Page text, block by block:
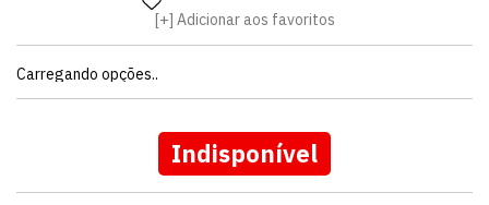
Adicionar aos favoritos
Carregando opções..
Indisponível